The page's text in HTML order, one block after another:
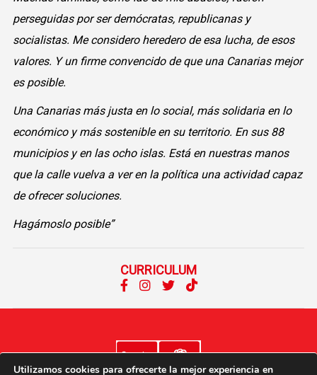
perseguidas por ser demócratas, republicanas y
socialistas. Me considero heredero de esa lucha, de esos
valores. Y un firme convencido de que una Canarias mejor
es posible.
Una Canarias más justa en lo social, más solidaria en lo
económico y más sostenible en su territorio. En sus 88
municipios y en las ocho islas. Está en nuestras manos
que la calle vuelva a ver en la política una actividad capaz
de ofrecer soluciones.
Hagámoslo posible”
CURRICULUM
Utilizamos cookies para ofrecerte la mejor experiencia en